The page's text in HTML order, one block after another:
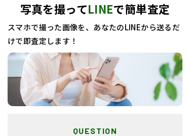
写真を撮ってLINEで簡単査定
スマホで撮った画像を、あなたのLINEから送るだ
けで即査定します！
QUESTION